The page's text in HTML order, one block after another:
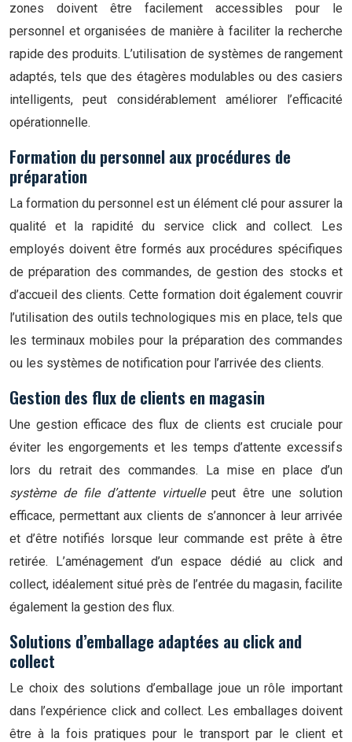
zones doivent être facilement accessibles pour le
personnel et organisées de manière à faciliter la recherche
rapide des produits. L’utilisation de systèmes de rangement
adaptés, tels que des étagères modulables ou des casiers
intelligents, peut considérablement améliorer l’efficacité
opérationnelle.
Formation du personnel aux procédures de
préparation
La formation du personnel est un élément clé pour assurer la
qualité et la rapidité du service click and collect. Les
employés doivent être formés aux procédures spécifiques
de préparation des commandes, de gestion des stocks et
d’accueil des clients. Cette formation doit également couvrir
l’utilisation des outils technologiques mis en place, tels que
les terminaux mobiles pour la préparation des commandes
ou les systèmes de notification pour l’arrivée des clients.
Gestion des flux de clients en magasin
Une gestion efficace des flux de clients est cruciale pour
éviter les engorgements et les temps d’attente excessifs
lors du retrait des commandes. La mise en place d’un
système de file d’attente virtuellepeut être une solution
efficace, permettant aux clients de s’annoncer à leur arrivée
et d’être notifiés lorsque leur commande est prête à être
retirée. L’aménagement d’un espace dédié au click and
collect, idéalement situé près de l’entrée du magasin, facilite
également la gestion des flux.
Solutions d’emballage adaptées au click and
collect
Le choix des solutions d’emballage joue un rôle important
dans l’expérience click and collect. Les emballages doivent
être à la fois pratiques pour le transport par le client et